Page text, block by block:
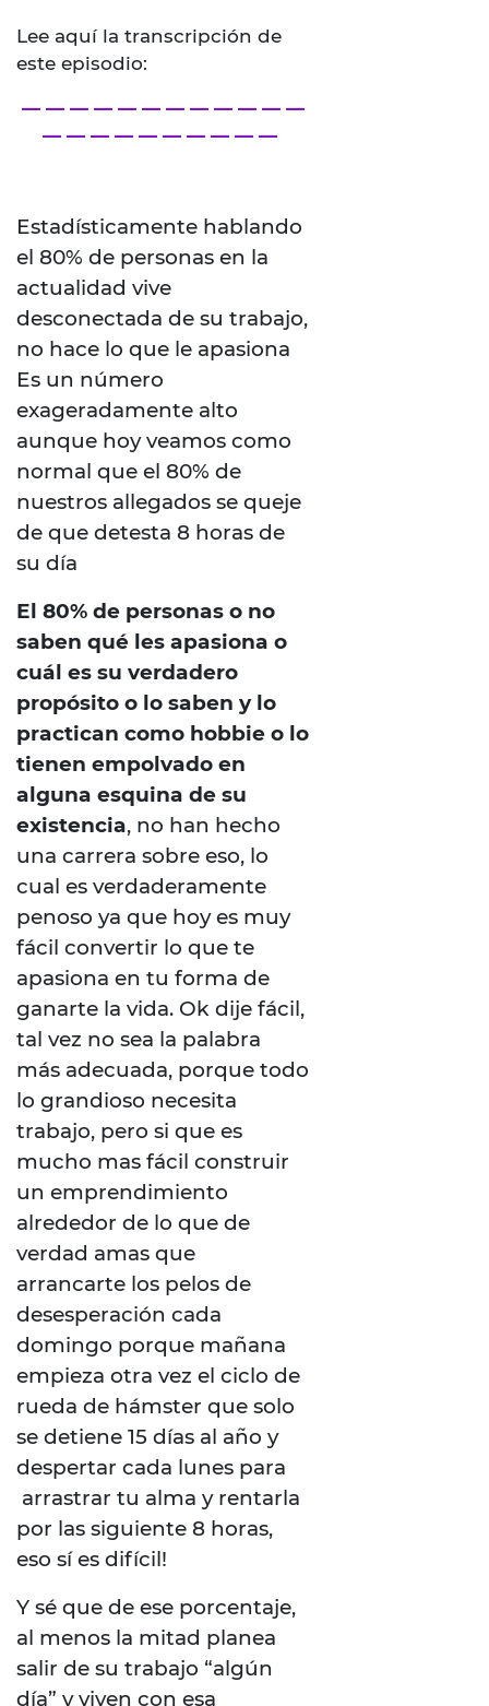
Lee aquí la transcripción de
este episodio:
— — — — — — — — — — — —
— — — — — — — — — —
Estadísticamente hablando
el 80% de personas en la
actualidad vive
desconectada de su trabajo,
no hace lo que le apasiona
Es un número
exageradamente alto
aunque hoy veamos como
normal que el 80% de
nuestros allegados se queje
de que detesta 8 horas de
su día
El 80% de personas o no
saben qué les apasiona o
cuál es su verdadero
propósito o lo saben y lo
practican como hobbie o lo
tienen empolvado en
alguna esquina de su
existencia, no han hecho
una carrera sobre eso, lo
cual es verdaderamente
penoso ya que hoy es muy
fácil convertir lo que te
apasiona en tu forma de
ganarte la vida. Ok dije fácil,
tal vez no sea la palabra
más adecuada, porque todo
lo grandioso necesita
trabajo, pero si que es
mucho mas fácil construir
un emprendimiento
alrededor de lo que de
verdad amas que
arrancarte los pelos de
desesperación cada
domingo porque mañana
empieza otra vez el ciclo de
rueda de hámster que solo
se detiene 15 días al año y
despertar cada lunes para
arrastrar tu alma y rentarla
por las siguiente 8 horas,
eso sí es difícil!
Y sé que de ese porcentaje,
al menos la mitad planea
salir de su trabajo “algún
día” y viven con esa